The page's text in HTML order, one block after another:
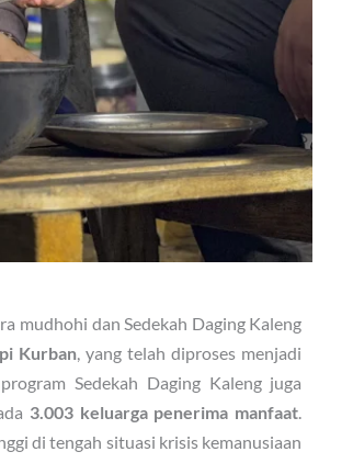
mudhohi dan Sedekah Daging Kaleng
Kurban, yang telah diproses menjadi
Sedekah Daging Kaleng juga
3.003 keluarga penerima manfaat.
di tengah situasi krisis kemanusiaan